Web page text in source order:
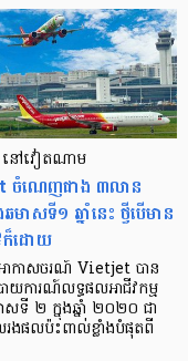
ៅវៀតណាម
ចំណេញ​​ជាង ៣​លាន​
ឆមាស​ទី១ ឆ្នាំនេះ ថ្វីបើមាន​
ក៏ដោយ
កាសចរណ៍ Vietjet បាន
ាយការណ៍លទ្ធផលអាជីវកម្ម
ាសទី ២ ក្នុងឆ្នាំ ២០២០ ជា
ងផលប៉ះពាល់ខ្លាំងបំផុតពី